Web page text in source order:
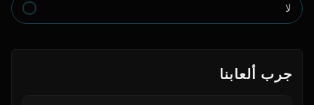
لا
جرب ألعابنا